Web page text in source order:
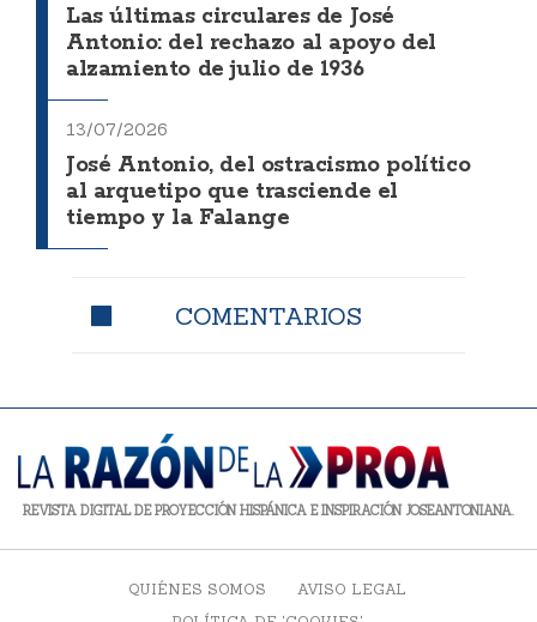
Las últimas circulares de José
Antonio: del rechazo al apoyo del
alzamiento de julio de 1936
13/07/2026
José Antonio, del ostracismo político
al arquetipo que trasciende el
tiempo y la Falange
COMENTARIOS
REVISTA DIGITAL DE PROYECCIÓN HISPÁNICA E INSPIRACIÓN JOSEANTONIANA.
QUIÉNES SOMOS
AVISO LEGAL